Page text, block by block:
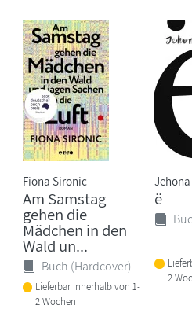
Fiona Sironic
Am Samstag
gehen die
Mädchen in den
Wald un...
Buch (Hardcover)
Lieferbar innerhalb von 1-
2 Wochen
ë
2